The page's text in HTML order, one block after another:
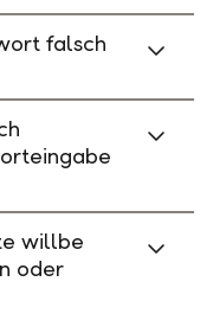
falsch
willbe
oder